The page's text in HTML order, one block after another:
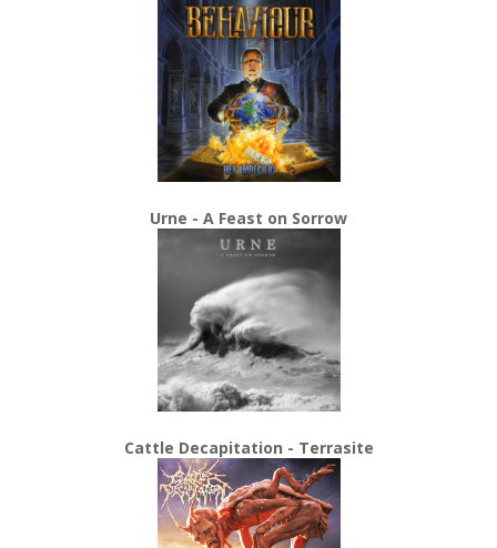
Urne - A Feast on Sorrow
Cattle Decapitation - Terrasite